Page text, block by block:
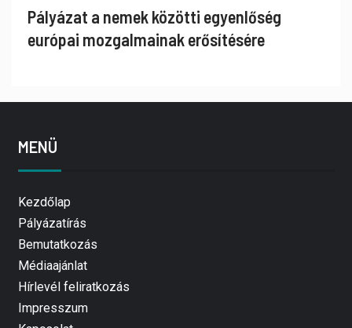
Pályázat a nemek közötti egyenlőség
európai mozgalmainak erősítésére
MENÜ
Kezdőlap
Pályázatírás
Bemutatkozás
Médiaajánlat
Hírlevél feliratkozás
Impresszum